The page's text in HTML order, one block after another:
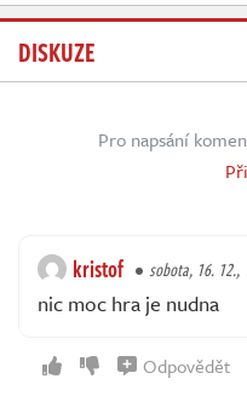
DISKUZE
Pro napsání
kristof sobota, 16. 12.,
nic moc hra je nudna
Odpovědět